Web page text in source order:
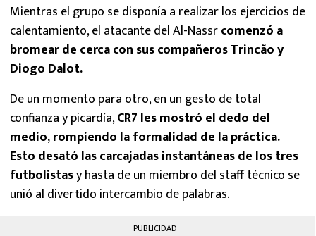
Mientras el grupo se disponía a realizar los ejercicios de
calentamiento, el atacante del Al-Nassrcomenzó a
bromear de cerca con sus compañeros Trincão y
Diogo Dalot.
De un momento para otro, en un gesto de total
confianza y picardía,CR7 les mostró el dedo del
medio, rompiendo la formalidad de la práctica.
Esto desató las carcajadas instantáneas de los tres
futbolistasy hasta de un miembro del staff técnico se
unió al divertido intercambio de palabras.
PUBLICIDAD